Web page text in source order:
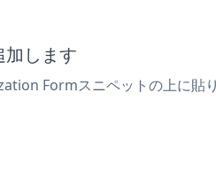
します
Formスニペットの上に貼